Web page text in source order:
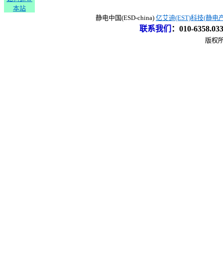
本站
静电中国(ESD-china) 亿艾迪(EST)科技(静电
联系我们 ： 010-
版权